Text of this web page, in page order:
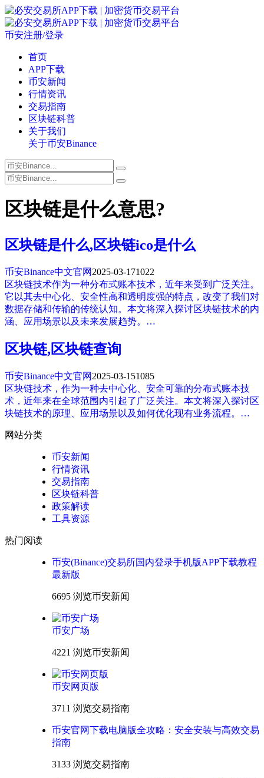
币安注册/登录
首页
APP下载
币安新闻
行情资讯
交易指南
区块链科普
关于我们
关于币安Binance
区块链是什么意思?
区块链是什么,区块链ico是什么
币安Binance中文官网 2025-03-171022
区块链技术作为一种分布式账本技术，近年来受到广泛关注。
它以其去中心化、安全性高和透明度强的特点，改变了我们对
数据存储和传输的传统认知。本文将深入探讨区块链技术的内
涵、应用场景以及未来发展趋势。…
区块链,区块链查询
币安Binance中文官网 2025-03-151085
区块链技术，作为一种去中心化、安全可靠的分布式账本技
术，近年来在全球范围内引起了广泛关注。本文将深入探讨区
块链技术的原理、应用场景以及如何优化现有业务流程。…
网站分类
币安新闻
行情资讯
交易指南
区块链科普
政策解读
工具资源
热门阅读
币安(Binance)交易所国内登录手机版APP下载教程
最新版
6695 浏览币安新闻
币安广场
4221 浏览币安新闻
币安网页版
3711 浏览交易指南
币安官网下载电脑版全攻略：安全安装与高效交易
指南
3133 浏览交易指南